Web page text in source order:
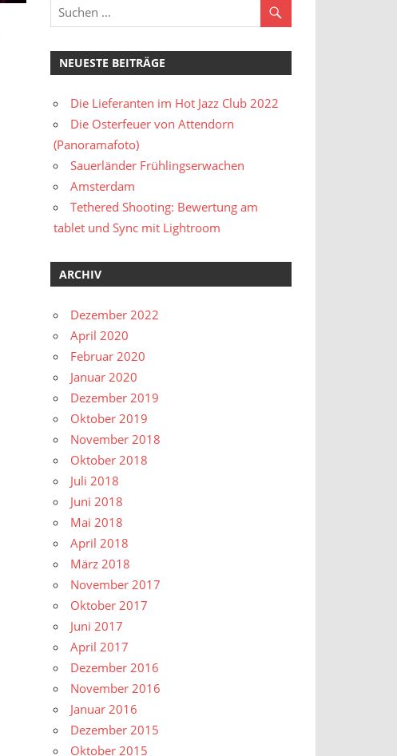
NEUESTE BEITRÄGE
Die Lieferanten im Hot Jazz Club 2022
Die Osterfeuer von Attendorn
(Panoramafoto)
Sauerländer Frühlingserwachen
Amsterdam
Tethered Shooting: Bewertung am
tablet und Sync mit Lightroom
ARCHIV
Dezember 2022
April 2020
Februar 2020
Januar 2020
Dezember 2019
Oktober 2019
November 2018
Oktober 2018
Juli 2018
Juni 2018
Mai 2018
April 2018
März 2018
November 2017
Oktober 2017
Juni 2017
April 2017
Dezember 2016
November 2016
Januar 2016
Dezember 2015
Oktober 2015